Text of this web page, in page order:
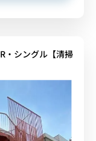
・シングル【清掃